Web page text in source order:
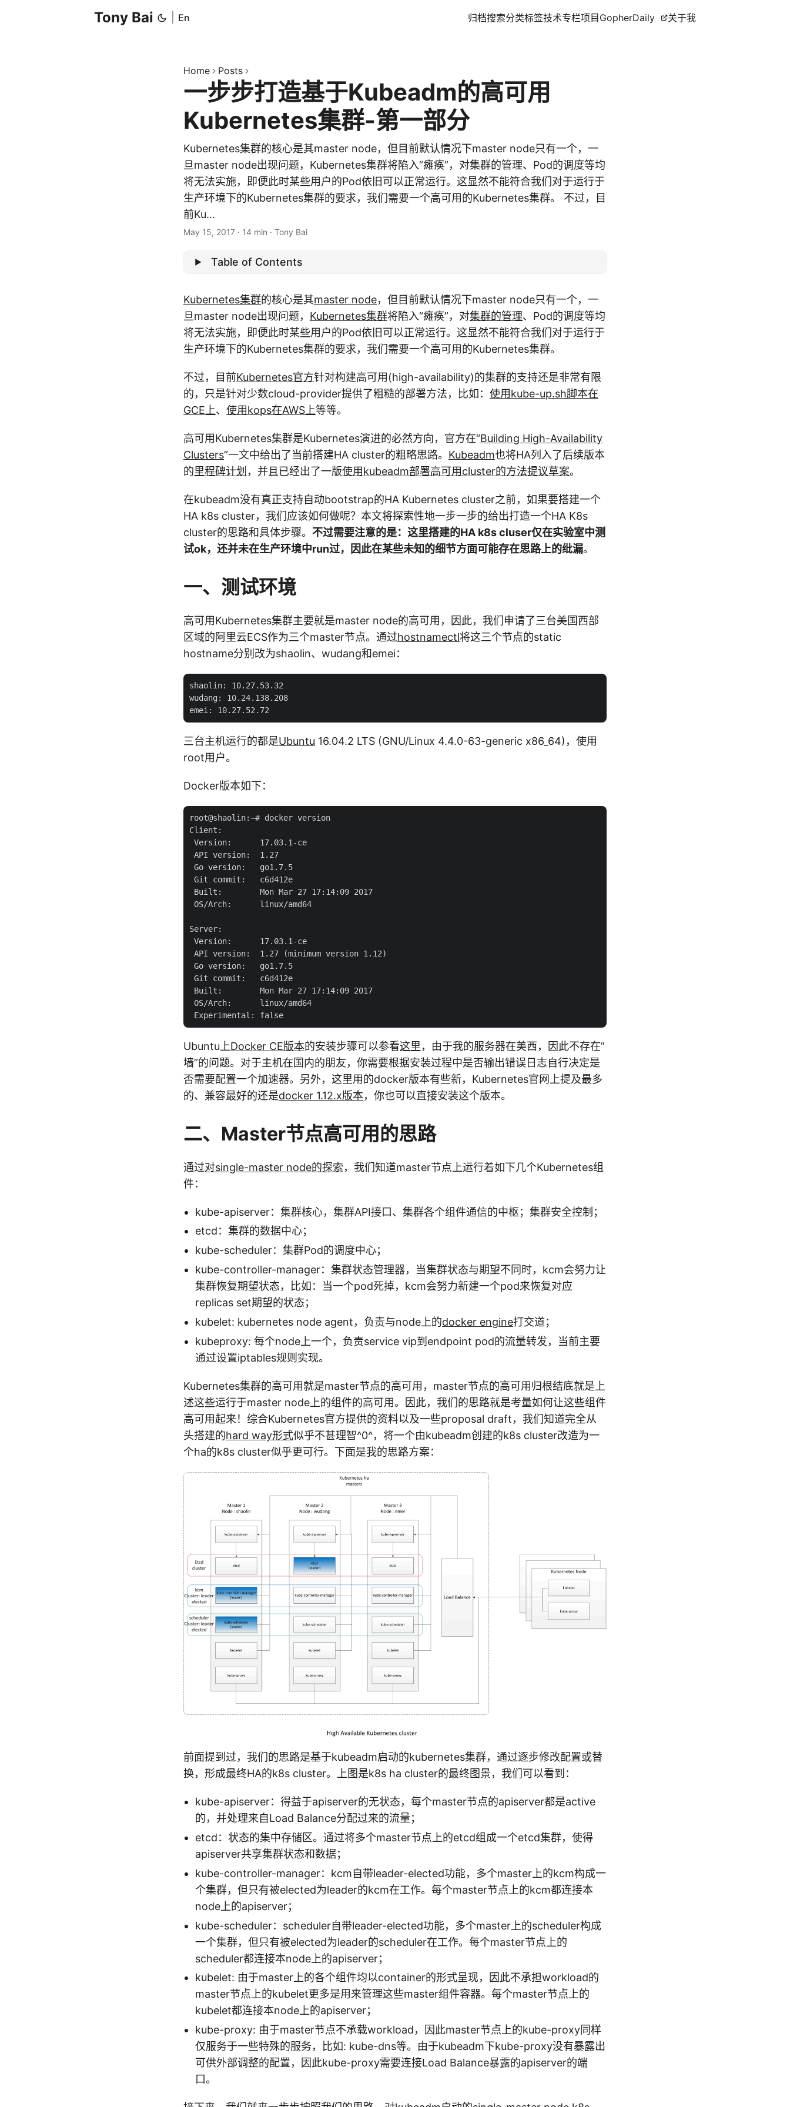
Tony Bai En 归档搜索分类标签技术专栏项目 GopherDaily 关于我
Home Posts
一步步打造基于Kubeadm的高可用
Kubernetes集群-第一部分
Kubernetes集群的核心是其master node，但目前默认情况下master node只有一个，一
旦master node出现问题，Kubernetes集群将陷入“瘫痪”，对集群的管理、Pod的调度等均
将无法实施，即便此时某些用户的Pod依旧可以正常运行。这显然不能符合我们对于运行于
生产环境下的Kubernetes集群的要求，我们需要一个高可用的Kubernetes集群。 不过，目
前Ku...
May 15, 2017 · 14 min · Tony Bai
Table of Contents
Kubernetes集群的核心是其master node，但目前默认情况下master node只有一个，一
旦master node出现问题， Kubernetes集群将陷入“瘫痪”，对集群的管理、Pod的调度等均
将无法实施，即便此时某些用户的Pod依旧可以正常运行。这显然不能符合我们对于运行于
生产环境下的Kubernetes集群的要求，我们需要一个高可用的Kubernetes集群。
不过，目前Kubernetes官方针对构建高可用(high-availability)的集群的支持还是非常有限
的，只是针对少数cloud-provider提供了粗糙的部署方法，比如： 使用kube-up.sh脚本在
GCE上、 使用kops在AWS上等等。
高可用Kubernetes集群是Kubernetes演进的必然方向，官方在“Building High-Availability
Clusters”一文中给出了当前搭建HA cluster的粗略思路。 Kubeadm也将HA列入了后续版本
的里程碑计划 ，并且已经出了一版使用kubeadm部署高可用cluster的方法提议草案。
在kubeadm没有真正支持自动bootstrap的HA Kubernetes cluster之前，如果要搭建一个
HA k8s cluster，我们应该如何做呢？本文将探索性地一步一步的给出打造一个HA K8s
cluster的思路和具体步骤。 不过需要注意的是：这里搭建的HA k8s cluser仅在实验室中测
试ok，还并未在生产环境中run过，因此在某些未知的细节方面可能存在思路上的纰漏。
一、测试环境
高可用Kubernetes集群主要就是master node的高可用，因此，我们申请了三台美国西部
区域的阿里云ECS作为三个master节点。通过hostnamectl将这三个节点的static
hostname分别改为shaolin、wudang和emei：
shaolin: 10.27.53.32
wudang: 10.24.138.208
三台主机运行的都是Ubuntu 16.04.2 LTS (GNU/Linux 4.4.0-63-generic x86_64)，使用
root用户。
Docker版本如下：
root@shaolin:~# docker version
Client:
Version:      17.03.1-ce
API version:  1.27
Go version:   go1.7.5
Git commit:   c6d412e
Built:        Mon Mar 27 17:14:09 2017
OS/Arch:      linux/amd64
Server:
Version:      17.03.1-ce
API version:  1.27 (minimum version 1.12)
Go version:   go1.7.5
Git commit:   c6d412e
Built:        Mon Mar 27 17:14:09 2017
OS/Arch:      linux/amd64
Ubuntu上Docker CE版本的安装步骤可以参看这里 ，由于我的服务器在美西，因此不存在”
墙”的问题。对于主机在国内的朋友，你需要根据安装过程中是否输出错误日志自行决定是
否需要配置一个加速器。另外，这里用的docker版本有些新，Kubernetes官网上提及最多
的、兼容最好的还是docker 1.12.x版本，你也可以直接安装这个版本。
二、Master节点高可用的思路
通过对single-master node的探索，我们知道master节点上运行着如下几个Kubernetes组
件：
kube-apiserver：集群核心，集群API接口、集群各个组件通信的中枢；集群安全控制；
etcd：集群的数据中心；
kube-scheduler：集群Pod的调度中心；
kube-controller-manager：集群状态管理器，当集群状态与期望不同时，kcm会努力让
集群恢复期望状态，比如：当一个pod死掉，kcm会努力新建一个pod来恢复对应
replicas set期望的状态；
kubelet: kubernetes node agent，负责与node上的docker engine打交道；
kubeproxy: 每个node上一个，负责service vip到endpoint pod的流量转发，当前主要
通过设置iptables规则实现。
Kubernetes集群的高可用就是master节点的高可用，master节点的高可用归根结底就是上
述这些运行于master node上的组件的高可用。因此，我们的思路就是考量如何让这些组件
高可用起来！综合Kubernetes官方提供的资料以及一些proposal draft，我们知道完全从
头搭建的hard way形式似乎不甚理智^0^，将一个由kubeadm创建的k8s cluster改造为一
个ha的k8s cluster似乎更可行。下面是我的思路方案：
前面提到过，我们的思路是基于kubeadm启动的kubernetes集群，通过逐步修改配置或替
换，形成最终HA的k8s cluster。上图是k8s ha cluster的最终图景，我们可以看到：
kube-apiserver：得益于apiserver的无状态，每个master节点的apiserver都是active
的，并处理来自Load Balance分配过来的流量；
etcd：状态的集中存储区。通过将多个master节点上的etcd组成一个etcd集群，使得
apiserver共享集群状态和数据；
kube-controller-manager：kcm自带leader-elected功能，多个master上的kcm构成一
个集群，但只有被elected为leader的kcm在工作。每个master节点上的kcm都连接本
node上的apiserver；
kube-scheduler：scheduler自带leader-elected功能，多个master上的scheduler构成
一个集群，但只有被elected为leader的scheduler在工作。每个master节点上的
scheduler都连接本node上的apiserver；
kubelet: 由于master上的各个组件均以container的形式呈现，因此不承担workload的
master节点上的kubelet更多是用来管理这些master组件容器。每个master节点上的
kubelet都连接本node上的apiserver；
kube-proxy: 由于master节点不承载workload，因此master节点上的kube-proxy同样
仅服务于一些特殊的服务，比如: kube-dns等。由于kubeadm下kube-proxy没有暴露出
可供外部调整的配置，因此kube-proxy需要连接Load Balance暴露的apiserver的端
口。